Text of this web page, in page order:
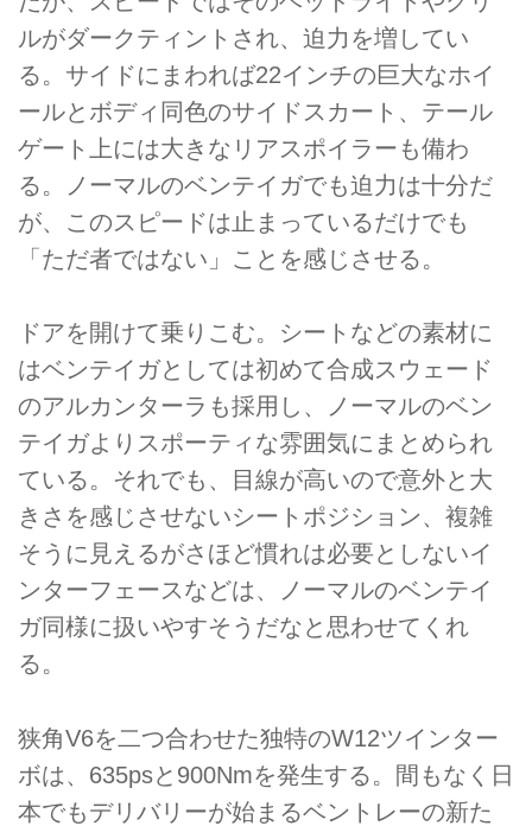
ルがダークティントされ、迫力を増してい
る。サイドにまわれば22インチの巨大なホイ
ールとボディ同色のサイドスカート、テール
ゲート上には大きなリアスポイラーも備わ
る。ノーマルのベンテイガでも迫力は十分だ
が、このスピードは止まっているだけでも
「ただ者ではない」ことを感じさせる。
ドアを開けて乗りこむ。シートなどの素材に
はベンテイガとしては初めて合成スウェード
のアルカンターラも採用し、ノーマルのベン
テイガよりスポーティな雰囲気にまとめられ
ている。それでも、目線が高いので意外と大
きさを感じさせないシートポジション、複雑
そうに見えるがさほど慣れは必要としないイ
ンターフェースなどは、ノーマルのベンテイ
ガ同様に扱いやすそうだなと思わせてくれ
る。
狭角V6を二つ合わせた独特のW12ツインター
ボは、635psと900Nmを発生する。間もなく日
本でもデリバリーが始まるベントレーの新た